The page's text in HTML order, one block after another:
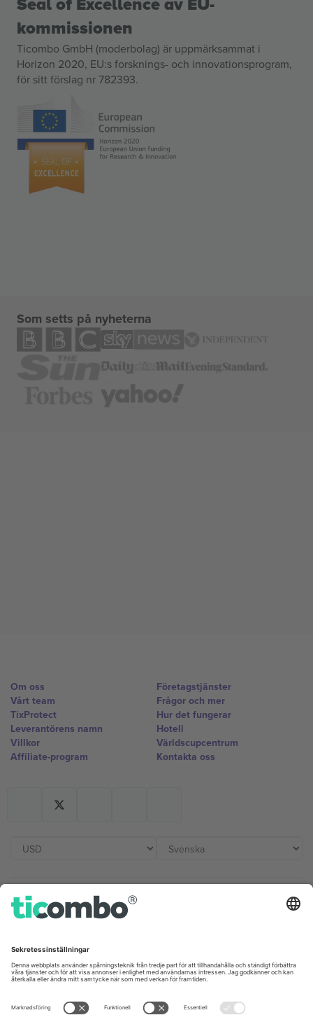
Seal of Excellence av EU-
kommissionen
Ticombo GmbH (moderbolag) är uppmärksammat i
Horizon 2020, EU:s forsknings- och innovationsprogram,
för sitt förslag nr 782393.
Som setts på nyheterna
Om oss
Vårt team
TixProtect
Leverantörens namn
Villkor
Affiliate-program
Företagstjänster
Frågor och mer
Hur det fungerar
Hotell
Världscupcentrum
Kontakta oss
Kontor och support
Unter den Linden 24, 10117
Berlin, Germany
London, EC1V 1AW, United
Kingdom
United States
Switzerland